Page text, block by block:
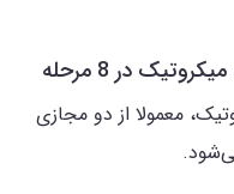
در 8 مرحله
معمولا از دو مجازی